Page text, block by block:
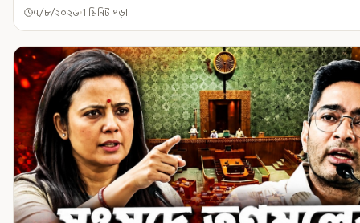
৭/৮/২০২৬ 1 মিনিট পড়া